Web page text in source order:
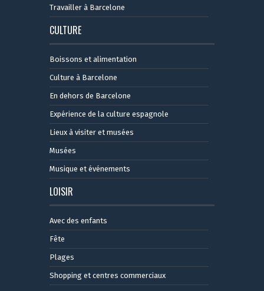
Travailler à Barcelone
CULTURE
Boissons et alimentation
Culture à Barcelone
En dehors de Barcelone
Expérience de la culture espagnole
Lieux à visiter et musées
Musées
Musique et événements
LOISIR
Avec des enfants
Fête
Plages
Shopping et centres commerciaux